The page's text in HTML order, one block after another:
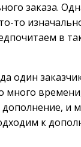
заказа.
то
в
один
много
и
к